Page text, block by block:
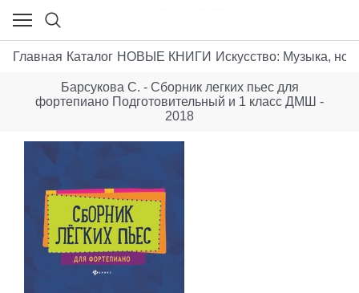
Главная Каталог НОВЫЕ КНИГИ Искусствo: Музыка,
Барсукова С. - Сборник легких пьес для
фортепиано Подготовительный и 1 класс ДМШ -
2018